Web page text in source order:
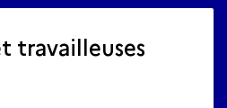
travailleuses